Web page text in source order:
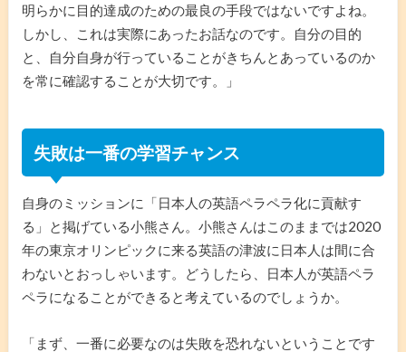
明らかに目的達成のための最良の手段ではないですよね。
しかし、これは実際にあったお話なのです。自分の目的
と、自分自身が行っていることがきちんとあっているのか
を常に確認することが大切です。」
失敗は一番の学習チャンス
自身のミッションに「日本人の英語ペラペラ化に貢献す
る」と掲げている小熊さん。小熊さんはこのままでは2020
年の東京オリンピックに来る英語の津波に日本人は間に合
わないとおっしゃいます。どうしたら、日本人が英語ペラ
ペラになることができると考えているのでしょうか。
「まず、一番に必要なのは失敗を恐れないということです